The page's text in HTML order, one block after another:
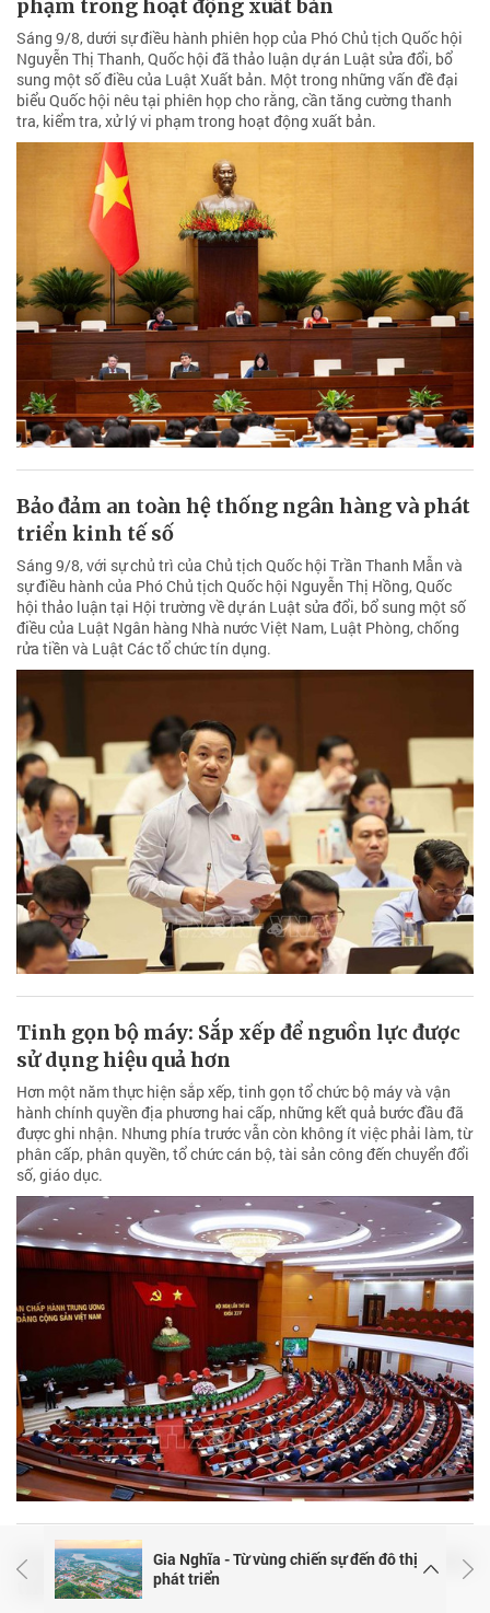
phạm trong hoạt động xuất bản
Sáng 9/8, dưới sự điều hành phiên họp của Phó Chủ tịch Quốc hội
Nguyễn Thị Thanh, Quốc hội đã thảo luận dự án Luật sửa đổi, bổ
sung một số điều của Luật Xuất bản. Một trong những vấn đề đại
biểu Quốc hội nêu tại phiên họp cho rằng, cần tăng cường thanh
tra, kiểm tra, xử lý vi phạm trong hoạt động xuất bản.
Bảo đảm an toàn hệ thống ngân hàng và phát
triển kinh tế số
Sáng 9/8, với sự chủ trì của Chủ tịch Quốc hội Trần Thanh Mẫn và
sự điều hành của Phó Chủ tịch Quốc hội Nguyễn Thị Hồng, Quốc
hội thảo luận tại Hội trường về dự án Luật sửa đổi, bổ sung một số
điều của Luật Ngân hàng Nhà nước Việt Nam, Luật Phòng, chống
rửa tiền và Luật Các tổ chức tín dụng.
Tinh gọn bộ máy: Sắp xếp để nguồn lực được
sử dụng hiệu quả hơn
Hơn một năm thực hiện sắp xếp, tinh gọn tổ chức bộ máy và vận
hành chính quyền địa phương hai cấp, những kết quả bước đầu đã
được ghi nhận. Nhưng phía trước vẫn còn không ít việc phải làm, từ
phân cấp, phân quyền, tổ chức cán bộ, tài sản công đến chuyển đổi
số, giáo dục.
Phường Xuân Hương - Đà Lạt bồi dưỡng nhận
thức về Đảng cho 320 quần chúng ưu tú
Gia Nghĩa - Từ vùng chiến sự đến đô thị
phát triển